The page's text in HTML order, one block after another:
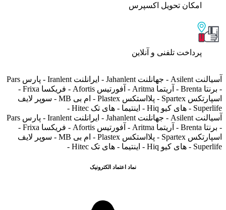
اﻣﮑﺎن ﺗﺤﻮﯾﻞ اﮐﺴﭙﺮس
پرداخت تلفنی و آنلاین
آسیالنت Asilent - جهانلنت Jahanlent - ایرانلنت Iranlent - پارس Pars
- برنتا Brenta - آریتما Aritma - آفورتیس Afortis - فریکسا Frixa -
اسپارتکس Spartex - پلااستکس Plastex - ام بی MB - سوپر لایف
Superlife - های کیو Hiq - اینتیما - های تک Hitec -
آسیالنت Asilent - جهانلنت Jahanlent - ایرانلنت Iranlent - پارس Pars
- برنتا Brenta - آریتما Aritma - آفورتیس Afortis - فریکسا Frixa -
اسپارتکس Spartex - پلااستکس Plastex - ام بی MB - سوپر لایف
Superlife - های کیو Hiq - اینتیما - های تک Hitec -
نماد اعتماد الکترونیک